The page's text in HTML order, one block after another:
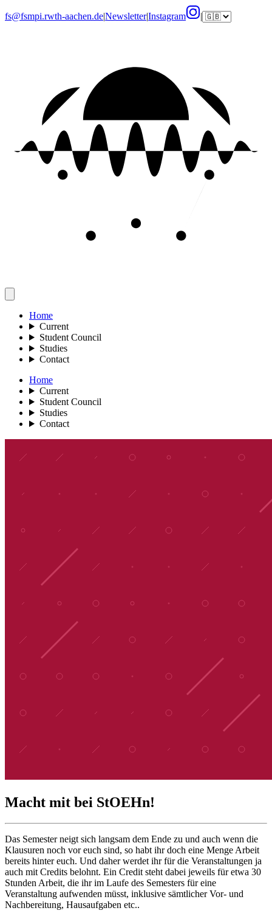
fs@fsmpi.rwth-aachen.de|Newsletter|Instagram |
Home
Current
Student Council
Studies
Contact
Home
Current
Student Council
Studies
Contact
Macht mit bei StOEHn!
Das Semester neigt sich langsam dem Ende zu und auch wenn die
Klausuren noch vor euch sind, so habt ihr doch eine Menge Arbeit
bereits hinter euch. Und daher werdet ihr für die Veranstaltungen ja
auch mit Credits belohnt. Ein Credit steht dabei jeweils für etwa 30
Stunden Arbeit, die ihr im Laufe des Semesters für eine
Veranstaltung aufwenden müsst, inklusive sämtlicher Vor- und
Nachbereitung, Hausaufgaben etc..